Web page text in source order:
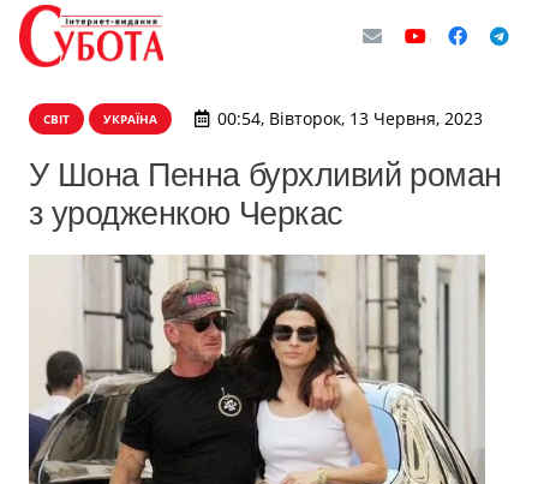
СВІТ УКРАЇНА 00:54, Вівторок, 13 Червня, 2023
У Шона Пенна бурхливий роман
з уродженкою Черкас